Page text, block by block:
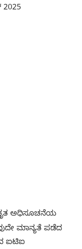
ಅಧಿಸೂಚನೆಯ
ಮಾನ್ಯತೆ ಪಡೆದ
ಐಟಿಐ